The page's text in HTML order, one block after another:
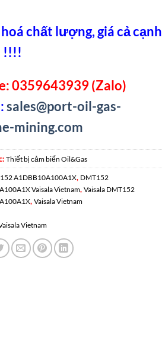
chất lượng, giá cả cạnh
!!!!
0359643939 (Zalo)
sales@port-oil-gas-
mining.com
Thiết bị cảm biến Oil&Gas
A1DBB10A100A1X, DMT152
Vaisala Vietnam, Vaisala DMT152
, Vaisala Vietnam
Vietnam